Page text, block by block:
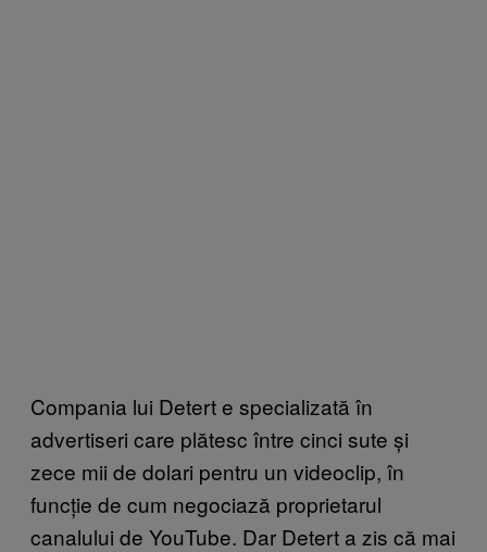
Compania lui Detert e specializată în
advertiseri care plătesc între cinci sute și
zece mii de dolari pentru un videoclip, în
funcție de cum negociază proprietarul
canalului de YouTube. Dar Detert a zis că mai